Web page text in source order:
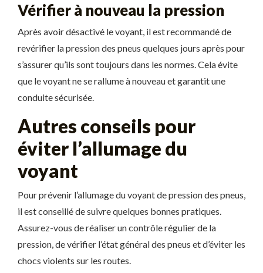
Vérifier à nouveau la pression
Après avoir désactivé le voyant, il est recommandé de
revérifier la pression des pneus quelques jours après pour
s’assurer qu’ils sont toujours dans les normes. Cela évite
que le voyant ne se rallume à nouveau et garantit une
conduite sécurisée.
Autres conseils pour
éviter l’allumage du
voyant
Pour prévenir l’allumage du voyant de pression des pneus,
il est conseillé de suivre quelques bonnes pratiques.
Assurez-vous de réaliser un contrôle régulier de la
pression, de vérifier l’état général des pneus et d’éviter les
chocs violents sur les routes.